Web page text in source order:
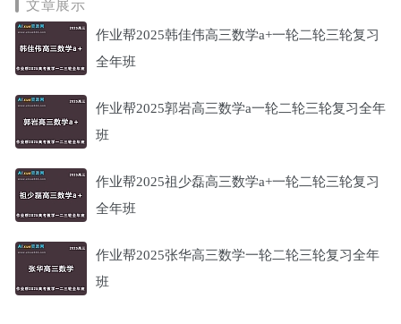
文章展示
作业帮2025韩佳伟高三数学a+一轮二轮三轮复习
全年班
作业帮2025郭岩高三数学a一轮二轮三轮复习全年
班
作业帮2025祖少磊高三数学a+一轮二轮三轮复习
全年班
作业帮2025张华高三数学一轮二轮三轮复习全年
班